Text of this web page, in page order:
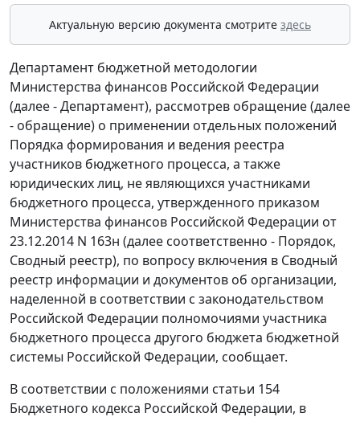
Актуальную версию документа смотрите здесь
Департамент бюджетной методологии
Министерства финансов Российской Федерации
(далее - Департамент), рассмотрев обращение (далее
- обращение) о применении отдельных положений
Порядка формирования и ведения реестра
участников бюджетного процесса, а также
юридических лиц, не являющихся участниками
бюджетного процесса, утвержденного приказом
Министерства финансов Российской Федерации от
23.12.2014 N 163н (далее соответственно - Порядок,
Сводный реестр), по вопросу включения в Сводный
реестр информации и документов об организации,
наделенной в соответствии с законодательством
Российской Федерации полномочиями участника
бюджетного процесса другого бюджета бюджетной
системы Российской Федерации, сообщает.
В соответствии с положениями статьи 154
Бюджетного кодекса Российской Федерации, в